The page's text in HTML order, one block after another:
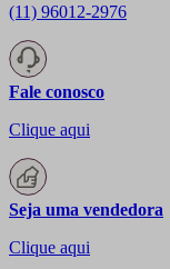
(11) 96012-2976
Fale conosco
Clique aqui
Seja uma vendedora
Clique aqui